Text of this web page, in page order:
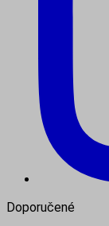
Doporučené